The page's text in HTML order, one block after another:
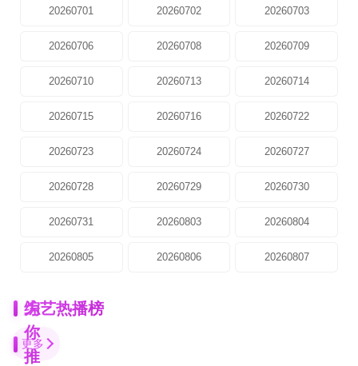
20260701 20260702 20260703
20260706 20260708 20260709
20260710 20260713 20260714
20260715 20260716 20260722
20260723 20260724 20260727
20260728 20260729 20260730
20260731 20260803 20260804
20260805 20260806 20260807
为
你
推
综艺热播榜
更多